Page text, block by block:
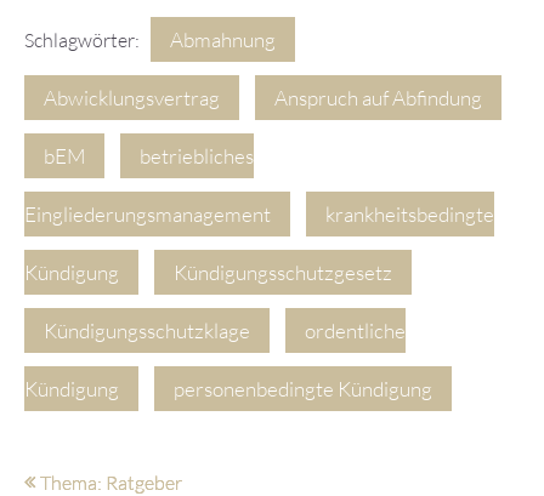
Schlagwörter: Abmahnung
Abwicklungsvertrag Anspruch auf Abfindung
bEM betriebliches
Eingliederungsmanagement krankheitsbedingte
Kündigung Kündigungsschutzgesetz
Kündigungsschutzklage ordentliche
Kündigung personenbedingte Kündigung
Thema: Ratgeber